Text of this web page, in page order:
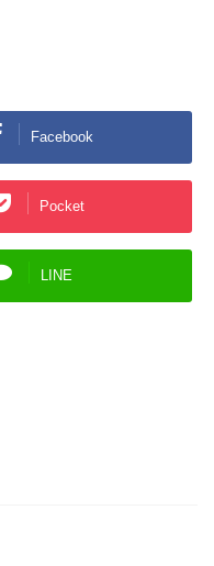
Facebook
Pocket
LINE